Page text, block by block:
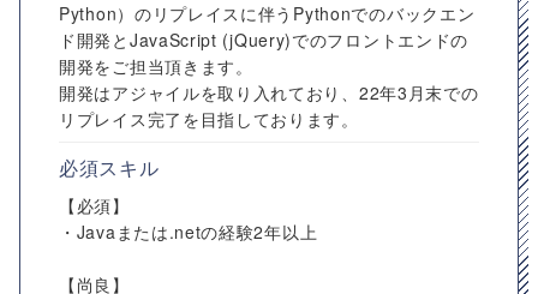
Python）のリプレイスに伴うPythonでのバックエン
ド開発とJavaScript (jQuery)でのフロントエンドの
開発をご担当頂きます。
開発はアジャイルを取り入れており、22年3月末での
リプレイス完了を目指しております。
必須スキル
【必須】
・Javaまたは.netの経験2年以上
【尚良】